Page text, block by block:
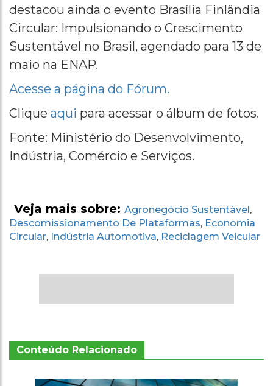
destacou ainda o evento Brasília Finlândia
Circular: Impulsionando o Crescimento
Sustentável no Brasil, agendado para 13 de
maio na ENAP.
Acesse a página do Fórum.
Clique aqui para acessar o álbum de fotos.
Fonte: Ministério do Desenvolvimento,
Indústria, Comércio e Serviços.
Veja mais sobre: Agronegócio Sustentável ,
Descomissionamento De Plataformas, Economia
Circular, Indústria Automotiva, Reciclagem Veicular
Conteúdo Relacionado